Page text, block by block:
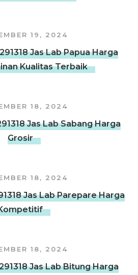
19, 2024
Jas Lab Papua Harga
Kualitas Terbaik
18, 2024
Jas Lab Sabang Harga
Grosir
18, 2024
Jas Lab Parepare Harga
18, 2024
Jas Lab Bitung Harga